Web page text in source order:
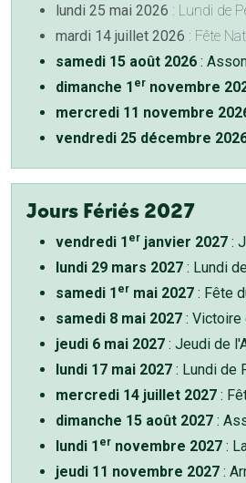
lundi 25 mai 2026 : Lundi de
mardi 14 juillet 2026 : Fête
samedi 15 août 2026 :
dimanche 1 er novembre
mercredi 11 novembre
vendredi 25 décembre
Jours Fériés 2027
vendredi 1 er janvier 2027 :
lundi 29 mars 2027 : Lundi
samedi 1 er mai 2027 : Fête
samedi 8 mai 2027 :
jeudi 6 mai 2027 : Jeudi de
lundi 17 mai 2027 : Lundi de
mercredi 14 juillet 2027 :
dimanche 15 août 2027 :
lundi 1 er novembre 2027 :
jeudi 11 novembre 2027 :